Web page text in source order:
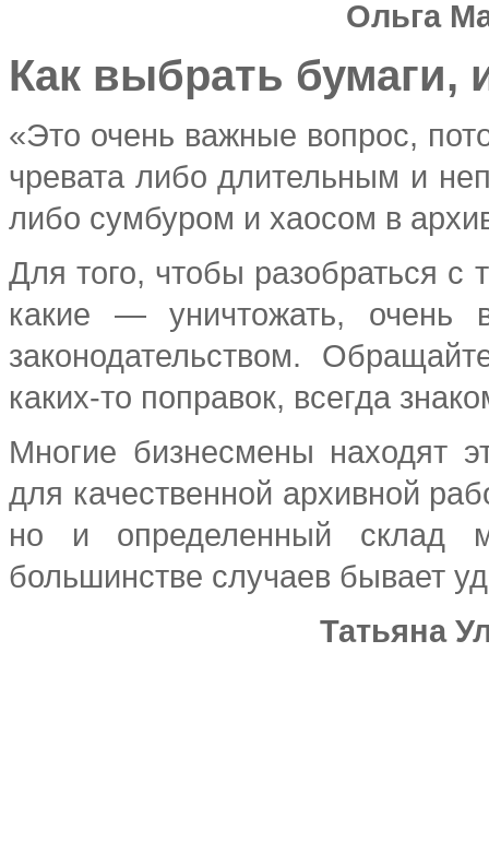
Ольга
Как выбрать бумаги,
«Это очень важные вопрос,
чревата либо длительным и
либо сумбуром и хаосом в
Для того, чтобы разобраться с
какие — уничтожать, очень
законодательством.
каких-то поправок, всегда
Многие бизнесмены находят
для качественной архивной
но и определенный склад
большинстве случаев бывает
Татьяна